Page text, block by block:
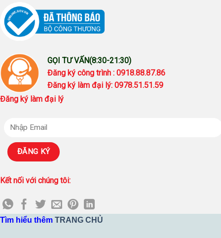
GỌI TƯ VẤN(8:30-21:30)
Đăng ký công trình : 0918.88.87.86
Đăng ký làm đại lý: 0978.51.51.59
Đăng ký làm đại lý
Kết nối với chúng tôi:
Tìm hiểu thêm TRANG CHỦ